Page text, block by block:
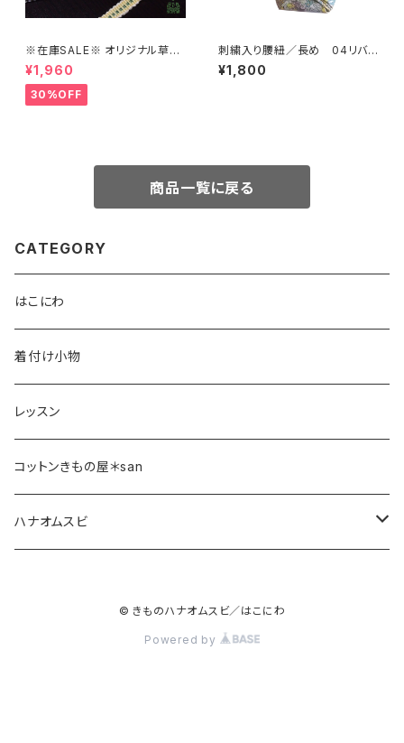
※在庫SALE※ オリジナル草木
染め真田紐の三分紐【はこにわ】
¥1,960
30%OFF
刺繍入り腰紐／長め 04リバテ
ィ緑【コットンきもの屋＊san】
¥1,800
商品一覧に戻る
CATEGORY
はこにわ
着付け小物
レッスン
コットンきもの屋＊san
ハナオムスビ
© きものハナオムスビ／はこにわ
Powered by